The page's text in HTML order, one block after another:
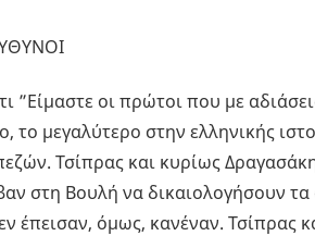
οι πρώτοι που με
το μεγαλύτερο στην ελληνικής
Τσίπρας και κυρίως
στη Βουλή να δικαιολογήσουν τα
έπεισαν, όμως, κανέναν. Τσίπρας